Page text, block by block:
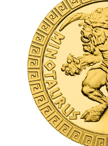
Previous